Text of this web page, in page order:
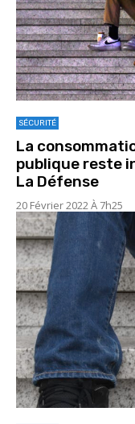
SÉCURITÉ
La
publique reste
La Défense
20 Février 2022 À 7h25